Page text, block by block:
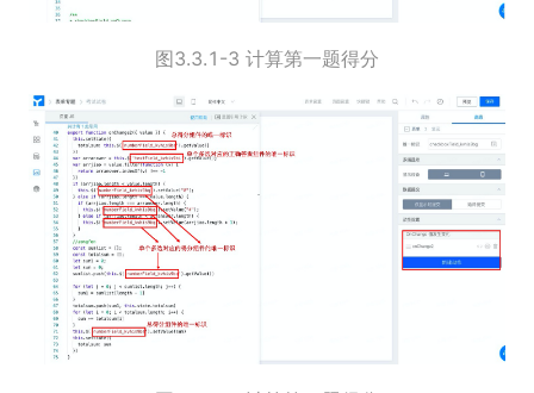
图3.3.1-3 计算第一题得分